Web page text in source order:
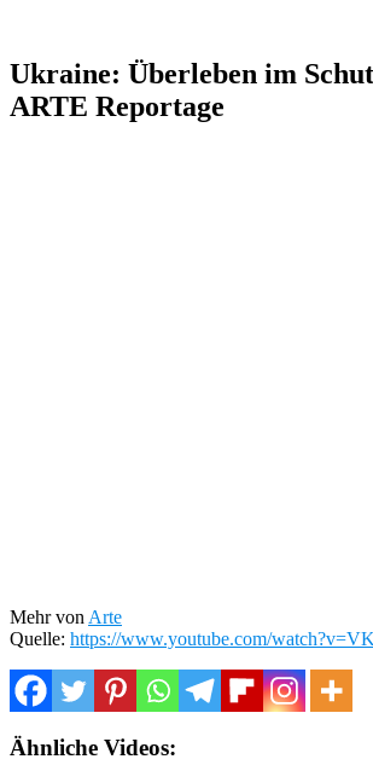
Ukraine: Überleben im
ARTE Reportage
Mehr von Arte
Quelle: https://www.youtube.com/
Ähnliche Videos: